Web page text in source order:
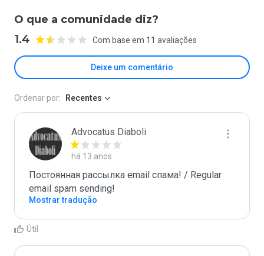
O que a comunidade diz?
1.4 Com base em 11 avaliações
Deixe um comentário
Ordenar por: Recentes
Advocatus Diaboli
há 13 anos
Постоянная рассылка email спама! / Regular
email spam sending!
Mostrar tradução
Útil